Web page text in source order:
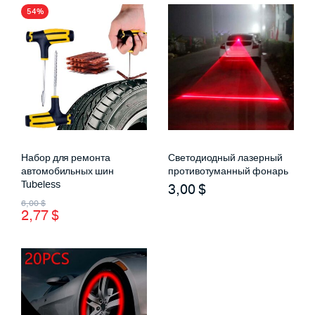
54%
Набор для ремонта
автомобильных шин
Tubeless
6,00$
Первоначальная
цена
6,00 $.
2,77$
Текущая
цена:
Светодиодный лазерный
противотуманный фонарь
3,00$